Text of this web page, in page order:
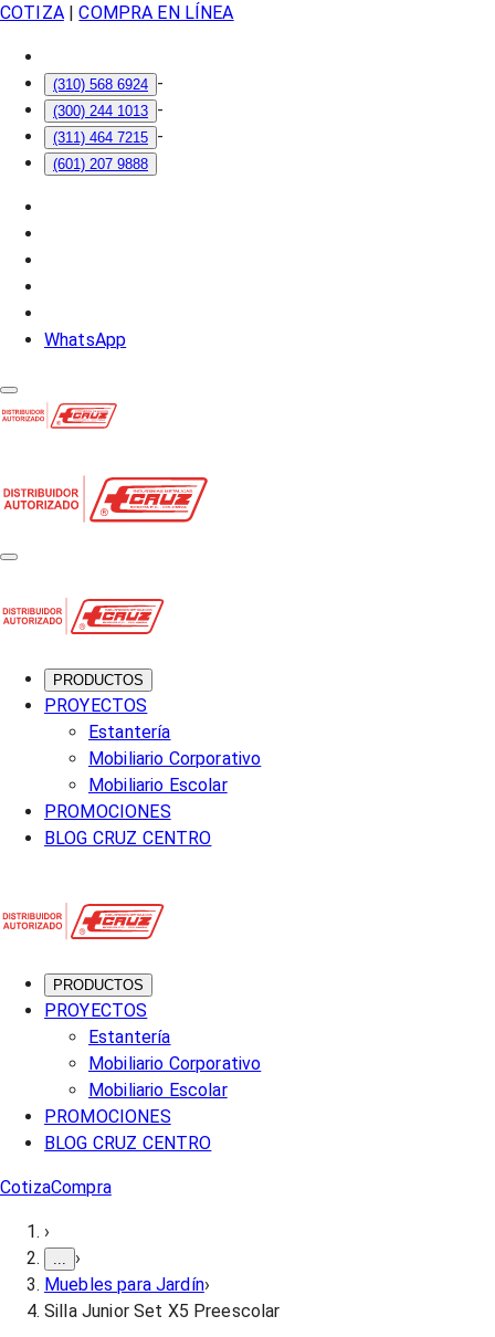
COTIZA| COMPRA EN LÍNEA
(310) 568 6924 -
(300) 244 1013 -
(311) 464 7215 -
(601) 207 9888
WhatsApp
PRODUCTOS
PROYECTOS
Estantería
Mobiliario Corporativo
Mobiliario Escolar
PROMOCIONES
BLOG CRUZ CENTRO
PRODUCTOS
PROYECTOS
Estantería
Mobiliario Corporativo
Mobiliario Escolar
PROMOCIONES
BLOG CRUZ CENTRO
CotizaCompra
›
›
Muebles para Jardín›
Silla Junior Set X5 Preescolar